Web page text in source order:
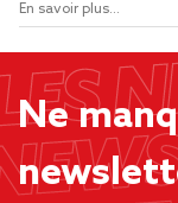
En savoir plus...
Ne